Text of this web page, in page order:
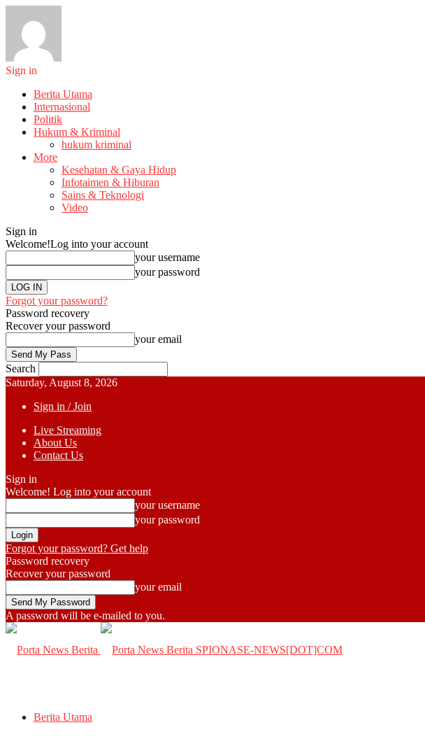
Sign in
Berita Utama
Internasional
Politik
Hukum & Kriminal
hukum kriminal
More
Kesehatan & Gaya Hidup
Infotaimen & Hiburan
Sains & Teknologi
Video
Sign in
Welcome!Log into your account
your username
your password
Forgot your password?
Password recovery
Recover your password
your email
Search
Saturday, August 8, 2026
Sign in / Join
Live Streaming
About Us
Contact Us
Sign in
Welcome! Log into your account
your username
your password
Forgot your password? Get help
Password recovery
Recover your password
your email
A password will be e-mailed to you.
SPIONASE-NEWS[DOT]COM
Berita Utama